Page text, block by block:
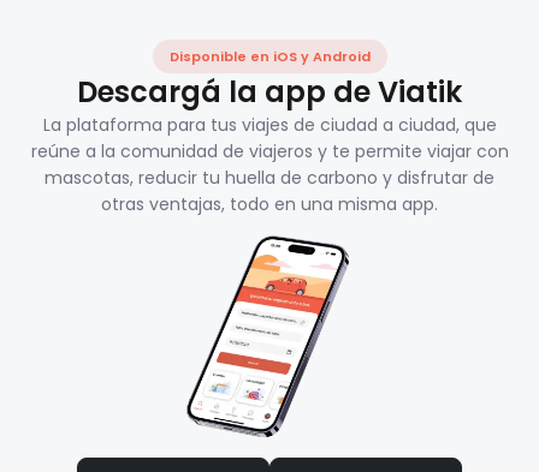
Disponible en iOS y Android
Descargá la app de Viatik
La plataforma para tus viajes de ciudad a ciudad, que
reúne a la comunidad de viajeros y te permite viajar con
mascotas, reducir tu huella de carbono y disfrutar de
otras ventajas, todo en una misma app.